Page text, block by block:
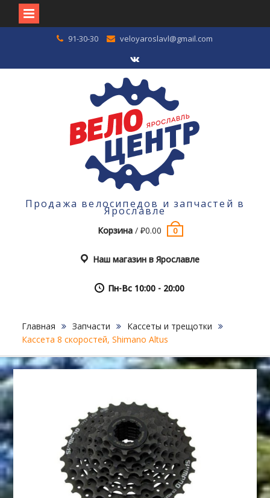
91-30-30 veloyaroslavl@gmail.com
VK
Продажа велосипедов и запчастей в
Ярославле
Корзина /₽0.00 0
Наш магазин в Ярославле
Пн-Вс 10:00 - 20:00
Главная Запчасти
Кассеты и трещотки
Кассета 8 скоростей, Shimano Altus